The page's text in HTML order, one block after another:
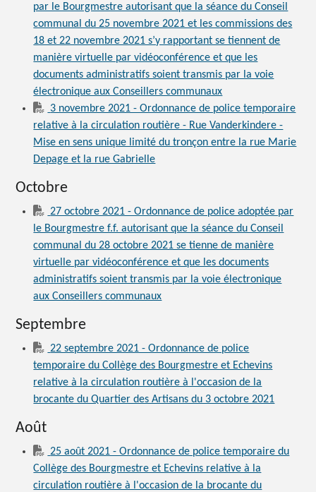
par le Bourgmestre autorisant que la séance du Conseil
communal du 25 novembre 2021 et les commissions des
18 et 22 novembre 2021 s’y rapportant se tiennent de
manière virtuelle par vidéoconférence et que les
documents administratifs soient transmis par la voie
électronique aux Conseillers communaux
3 novembre 2021 - Ordonnance de police temporaire
relative à la circulation routière - Rue Vanderkindere -
Mise en sens unique limité du tronçon entre la rue Marie
Depage et la rue Gabrielle
Octobre
27 octobre 2021 - Ordonnance de police adoptée par
le Bourgmestre f.f. autorisant que la séance du Conseil
communal du 28 octobre 2021 se tienne de manière
virtuelle par vidéoconférence et que les documents
administratifs soient transmis par la voie électronique
aux Conseillers communaux
Septembre
22 septembre 2021 - Ordonnance de police
temporaire du Collège des Bourgmestre et Echevins
relative à la circulation routière à l'occasion de la
brocante du Quartier des Artisans du 3 octobre 2021
Août
25 août 2021 - Ordonnance de police temporaire du
Collège des Bourgmestre et Echevins relative à la
circulation routière à l'occasion de la brocante du